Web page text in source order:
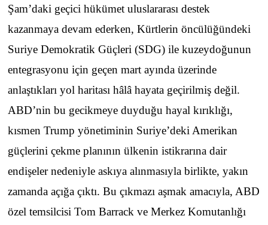
Şam’daki geçici hükümet uluslararası destek
kazanmaya devam ederken, Kürtlerin öncülüğündeki
Suriye Demokratik Güçleri (SDG) ile kuzeydoğunun
entegrasyonu için geçen mart ayında üzerinde
anlaştıkları yol haritası hâlâ hayata geçirilmiş değil.
ABD’nin bu gecikmeye duyduğu hayal kırıklığı,
kısmen Trump yönetiminin Suriye’deki Amerikan
güçlerini çekme planının ülkenin istikrarına dair
endişeler nedeniyle askıya alınmasıyla birlikte, yakın
zamanda açığa çıktı. Bu çıkmazı aşmak amacıyla, ABD
özel temsilcisi Tom Barrack ve Merkez Komutanlığı